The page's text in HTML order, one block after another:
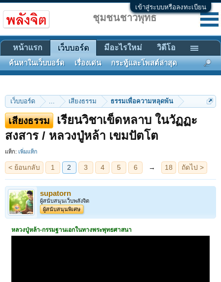
เข้าสู่ระบบหรือลงทะเบียน
เว็บบอร์ด ... เสียงธรรม ธรรมเพื่อความหลุดพ้น
เสียงธรรม
เรียนวิชาเข็ดหลาบ ในวัฏฏะ
สงสาร / หลวงปู่หล้า เขมปัตโต
แท็ก: เพิ่มแท็ก
< ย้อนกลับ 1 2 3 4 5 6 → 18 ถัดไป >
supatorn
ผู้สนับสนุนเว็บพลังจิต
ผู้สนับสนุนพิเศษ
หลวงปู่หล้า-กรรมฐานเอกในทางพระพุทธศาสนา
ชุมชนชาวพุทธ
หน้าแรก เว็บบอร์ด
ค้นหาในเว็บบอร์ด เรื่องเด่น กระทู้และโพสต์ล่าสุด
มีอะไรใหม่ วิดีโอ